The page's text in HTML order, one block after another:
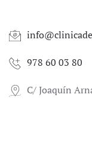
978 60 03 80
C/ Joaquín